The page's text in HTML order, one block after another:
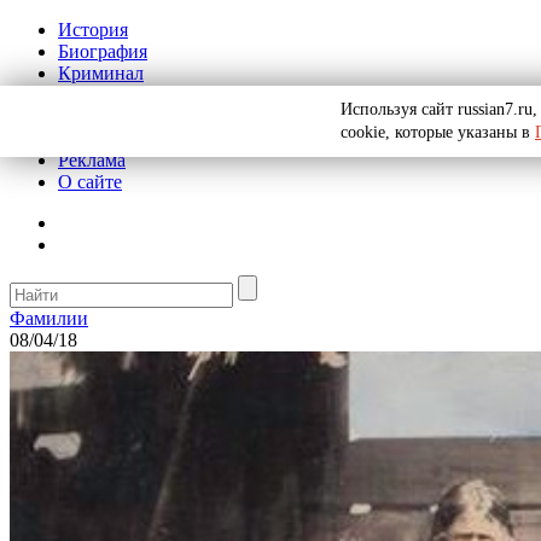
История
Биография
Криминал
Реклама
О сайте
Фамилии
08/04/18
Используя сайт
cookie, которые указаны в